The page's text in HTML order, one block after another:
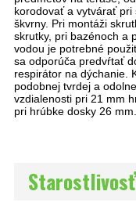
korodovať a vytvárať pri
škvrny. Pri montáži
skrutky, pri bazénoch a
vodou je potrebné
sa odporúča predvŕtať
respirátor na dýchanie.
podobnej tvrdej a
vzdialenosti pri 21 mm
pri hrúbke dosky 26 mm.